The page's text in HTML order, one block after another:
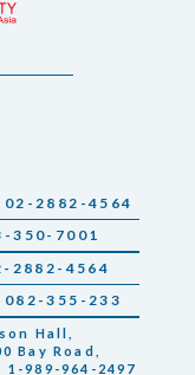
| 02-2882-4564
350-7001
2882-4564
| 082-355-233
Hall,
Bay Road,
1-989-964-2497